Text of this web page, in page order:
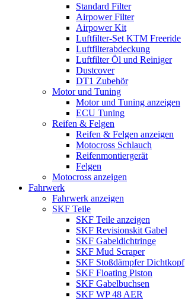
Standard Filter
Airpower Filter
Airpower Kit
Luftfilter-Set KTM Freeride
Luftfilterabdeckung
Luftfilter Öl und Reiniger
Dustcover
DT1 Zubehör
Motor und Tuning
Motor und Tuning anzeigen
ECU Tuning
Reifen & Felgen
Reifen & Felgen anzeigen
Motocross Schlauch
Reifenmontiergerät
Felgen
Motocross anzeigen
Fahrwerk
Fahrwerk anzeigen
SKF Teile
SKF Teile anzeigen
SKF Revisionskit Gabel
SKF Gabeldichtringe
SKF Mud Scraper
SKF Stoßdämpfer Dichtkopf
SKF Floating Piston
SKF Gabelbuchsen
SKF WP 48 AER